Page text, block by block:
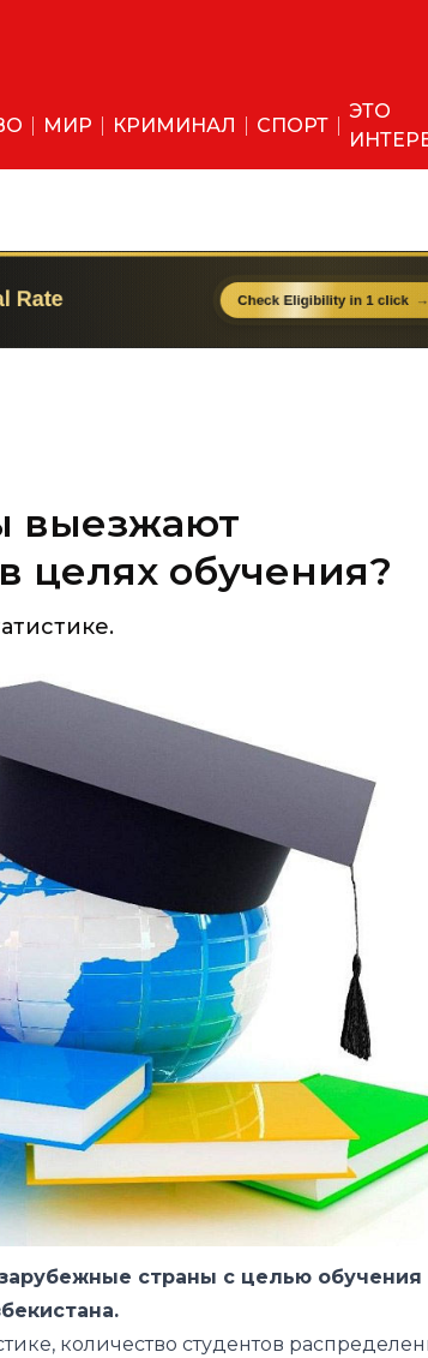
МИР КРИМИНАЛ СПОРТ
ЭТО
выезжают
целях обучения?
страны с целью обучения
количество студентов